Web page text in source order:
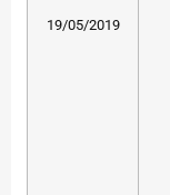
19/05/2019